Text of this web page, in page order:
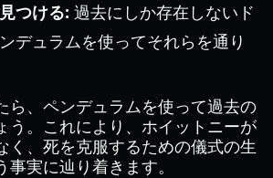
つける: 過去にしか存在しないド
デュラムを使ってそれらを通り
ら、ペンデュラムを使って過去の
う。これにより、ホイットニーが
く、死を克服するための儀式の生
実に辿り着きます。